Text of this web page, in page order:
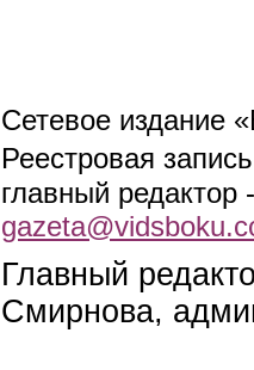
Сетевое издание
Реестровая
главный
Главный
Смирнова,